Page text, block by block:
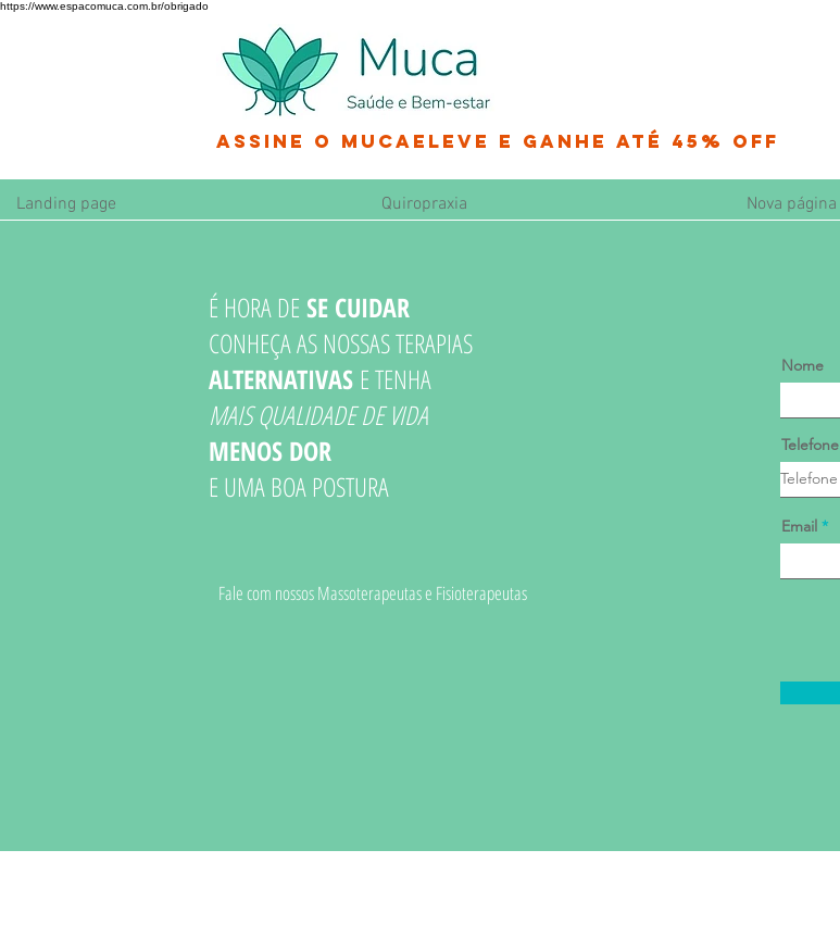
https://www.espacomuca.com.br/obrigado
Assine o MucaEleve e Ganhe até 45% OFF
Landing page Quiropraxia Nova página
É HORA DE SE CUIDAR
CONHEÇA AS NOSSAS TERAPIAS
ALTERNATIVAS E TENHA
MAIS QUALIDADE DE VIDA
MENOS DOR
E UMA BOA POSTURA
Fale com nossos Massoterapeutas e Fisioterapeutas
Nome
Telefone
Email